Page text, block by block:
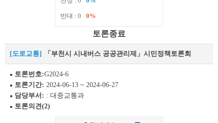
반대 : 0 0%
토론종료
[도로교통] 「부천시 시내버스 공공관리제」시민정책토론회
토론번호:G2024-6
토론기간: 2024-06-13 ~ 2024-06-27
담당부서: : 대중교통과
토론의견(2)